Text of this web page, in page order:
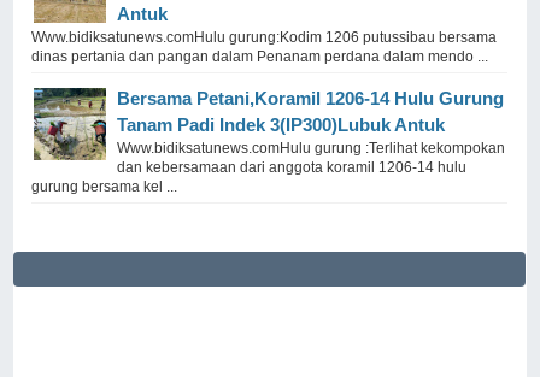
Antuk
Www.bidiksatunews.comHulu gurung:Kodim 1206 putussibau bersama
dinas pertania dan pangan dalam Penanam perdana dalam mendo ...
Bersama Petani,Koramil 1206-14 Hulu Gurung
Tanam Padi Indek 3(IP300)Lubuk Antuk
Www.bidiksatunews.comHulu gurung :Terlihat kekompokan
dan kebersamaan dari anggota koramil 1206-14 hulu
gurung bersama kel ...